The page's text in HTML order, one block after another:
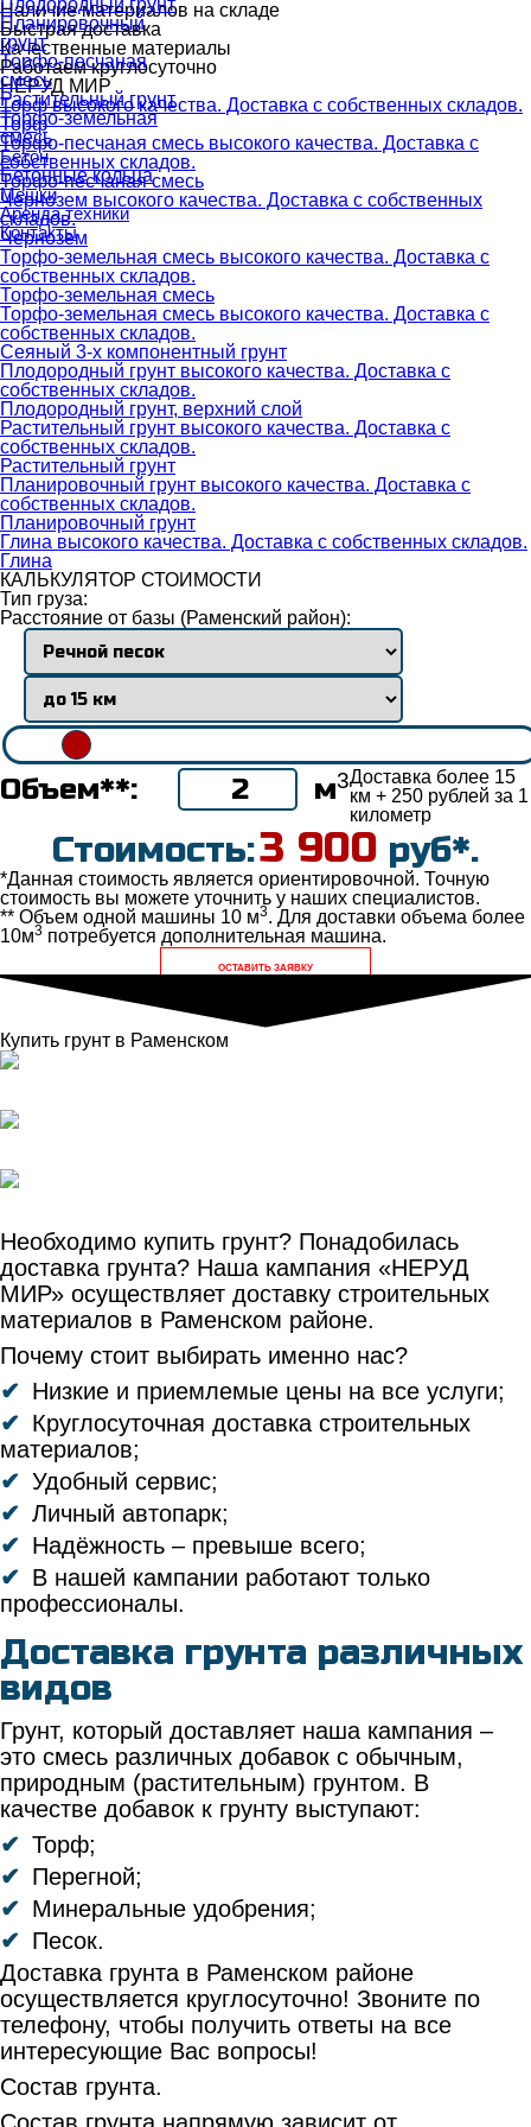
Плодородный грунт
Планировочный
грунт
Торфо-песчаная
смесь
Растительный грунт
Торфо-земельная
смесь
Бетон
Бетонные кольца
Мешки
Аренда техники
Контакты
Наличие материалов на складе
Быстрая доставка
Качественные материалы
Работаем круглосуточно
НЕРУД МИР
Торф высокого качества. Доставка с собственных складов.
Торф
Торфо-песчаная смесь высокого качества. Доставка с
собственных складов.
Торфо-песчаная смесь
Чернозем высокого качества. Доставка с собственных
складов.
Чернозем
Торфо-земельная смесь высокого качества. Доставка с
собственных складов.
Торфо-земельная смесь
Торфо-земельная смесь высокого качества. Доставка с
собственных складов.
Сеяный 3-х компонентный грунт
Плодородный грунт высокого качества. Доставка с
собственных складов.
Плодородный грунт, верхний слой
Растительный грунт высокого качества. Доставка с
собственных складов.
Растительный грунт
Планировочный грунт высокого качества. Доставка с
собственных складов.
Планировочный грунт
Глина высокого качества. Доставка с собственных складов.
Глина
КАЛЬКУЛЯТОР СТОИМОСТИ
Тип груза:
Расстояние от базы (Раменский район):
Объем**: м3Доставка более 15
км + 250 рублей за 1
километр
Стоимость:3 900 руб*.
*Данная стоимость является ориентировочной. Точную
стоимость вы можете уточнить у наших специалистов.
** Объем одной машины 10 м3. Для доставки объема более
10м3 потребуется дополнительная машина.
ОСТАВИТЬ ЗАЯВКУ
Купить грунт в Раменском
Необходимо купить грунт? Понадобилась
доставка грунта? Наша кампания «НЕРУД
МИР» осуществляет доставку строительных
материалов в Раменском районе.
Почему стоит выбирать именно нас?
Низкие и приемлемые цены на все услуги;
Круглосуточная доставка строительных
материалов;
Удобный сервис;
Личный автопарк;
Надёжность – превыше всего;
В нашей кампании работают только
профессионалы.
Доставка грунта различных
видов
Грунт, который доставляет наша кампания –
это смесь различных добавок с обычным,
природным (растительным) грунтом. В
качестве добавок к грунту выступают:
Торф;
Перегной;
Минеральные удобрения;
Песок.
Доставка грунта в Раменском районе
осуществляется круглосуточно! Звоните по
телефону, чтобы получить ответы на все
интересующие Вас вопросы!
Состав грунта.